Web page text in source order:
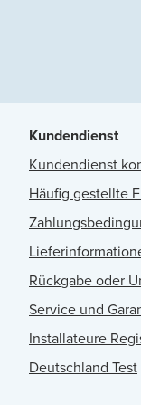
Kundendienst
Kundendienst
Häufig gestellte
Rückgabe oder
Service und
Installateure
Deutschland Test